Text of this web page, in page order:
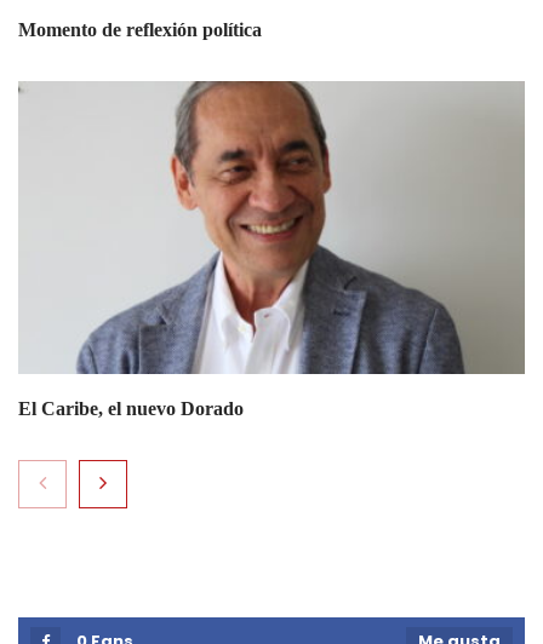
Momento de reflexión política
El Caribe, el nuevo Dorado